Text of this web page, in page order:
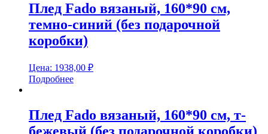
Плед Fado вязаный, 160*90 см,
темно-синий (без подарочной
коробки)
Цена: 1938,00 ₽
Подробнее
Плед Fado вязаный, 160*90 см, т-